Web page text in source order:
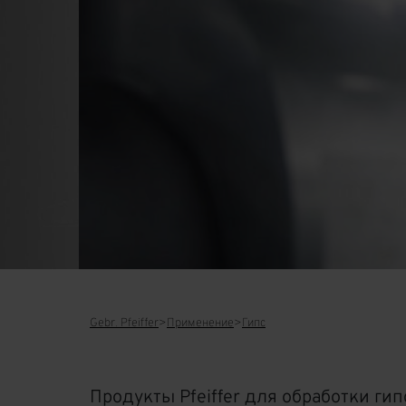
Gebr. Pfeiffer Применение Гипс
Продукты Pfeiffer для обработки